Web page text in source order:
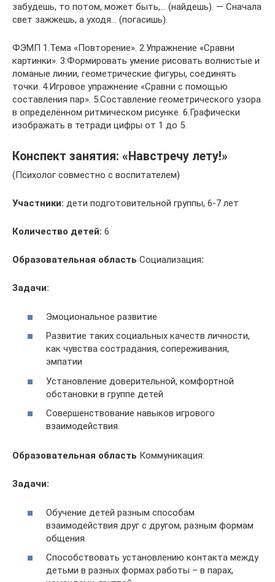
забудешь, то потом, может быть,… (най­дешь). — Сначала
свет зажжешь, а уходя… (погасишь).
ФЭМП 1.Тема «Повторение». 2.Упражнение «Сравни
картинки». 3.Формировать умение рисовать волнистые и
ломаные линии, геометрические фигуры, соединять
точки. 4.Игровое упражнение «Сравни с помощью
составления пар». 5.Составление геометрического узора
в определённом ритмическом рисунке. 6.Графически
изображать в тетради цифры от 1 до 5.
Конспект занятия: «Навстречу лету!»
(Психолог совместно с воспитателем)
Участники: дети подготовительной группы, 6-7 лет
Количество детей: 6
Образовательная область Социализация:
Задачи:
Эмоциональное развитие
Развитие таких социальных качеств личности,
как чувства сострадания, сопереживания,
эмпатии
Установление доверительной, комфортной
обстановки в группе детей
Совершенствование навыков игрового
взаимодействия.
Образовательная область Коммуникация:
Задачи:
Обучение детей разным способам
взаимодействия друг с другом, разным формам
общения
Способствовать установлению контакта между
детьми в разных формах работы – в парах,